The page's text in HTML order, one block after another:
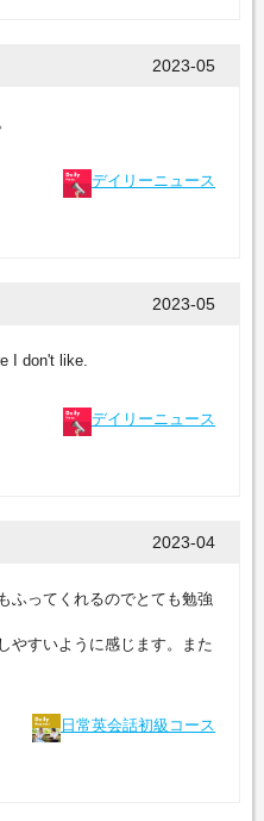
2023-05
デイリーニュース
2023-05
I don't like.
デイリーニュース
2023-04
ふってくれるのでとても勉強
やすいように感じます。また
日常英会話初級コース